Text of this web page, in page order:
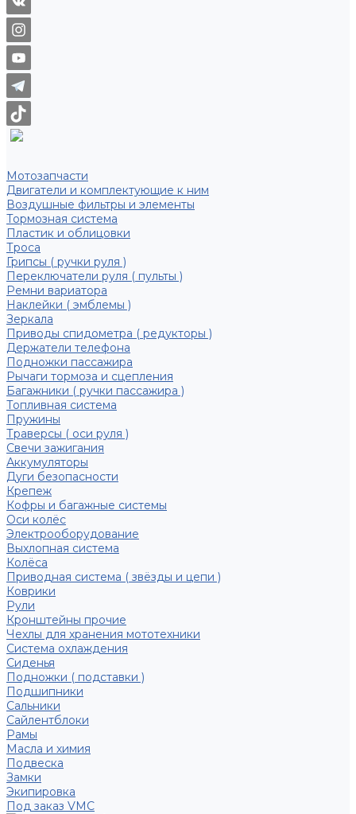
Мотозапчасти
Двигатели и комплектующие к ним
Воздушные фильтры и элементы
Тормозная система
Пластик и облицовки
Троса
Грипсы ( ручки руля )
Переключатели руля ( пульты )
Ремни вариатора
Наклейки ( эмблемы )
Зеркала
Приводы спидометра ( редукторы )
Держатели телефона
Подножки пассажира
Рычаги тормоза и сцепления
Багажники ( ручки пассажира )
Топливная система
Пружины
Траверсы ( оси руля )
Свечи зажигания
Аккумуляторы
Дуги безопасности
Крепеж
Кофры и багажные системы
Оси колёс
Электрооборудование
Выхлопная система
Колёса
Приводная система ( звёзды и цепи )
Коврики
Рули
Кронштейны прочие
Чехлы для хранения мототехники
Система охлаждения
Сиденья
Подножки ( подставки )
Подшипники
Сальники
Сайлентблоки
Рамы
Масла и химия
Подвеска
Замки
Экипировка
Под заказ VMC